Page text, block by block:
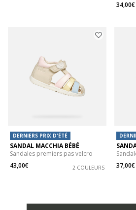
34,00€
DERNIERS PRIX D'ÉTÉ
SANDAL MACCHIA BÉBÉ
Sandales premiers pas velcro
43,00€
2 COULEURS
37,00€